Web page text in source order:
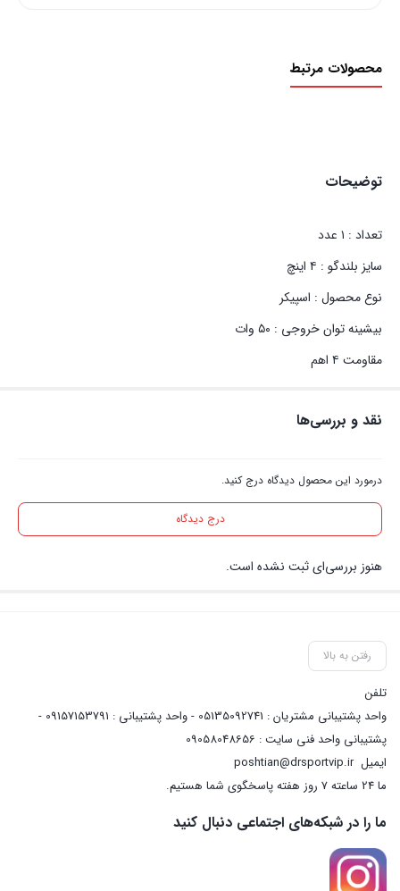
قیمت
عدد
محصولات مرتبط
توضیحات
تعداد : ۱ عدد
سایز بلندگو : ۴ اینچ
نوع محصول : اسپیکر
بیشینه توان خروجی : ۵۰ وات
مقاومت ۴ اهم
نقد و بررسی‌ها
درمورد این محصول دیدگاه درج کنید.
درج دیدگاه
هنوز بررسی‌ای ثبت نشده است.
رفتن به بالا
تلفن
واحد پشتیبانی مشتریان : 05135092741 - واحد پشتیبانی : 09157153791 -
پشتیبانی واحد فنی سایت : 09058048656
ایمیلposhtian@drsportvip.ir
ما 24 ساعته 7 روز هفته پاسخگوی شما هستیم.
ما را در شبکه‌های اجتماعی دنبال کنید